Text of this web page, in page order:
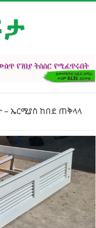
– ኤርሚያስ ከበደ ጠቅላላ